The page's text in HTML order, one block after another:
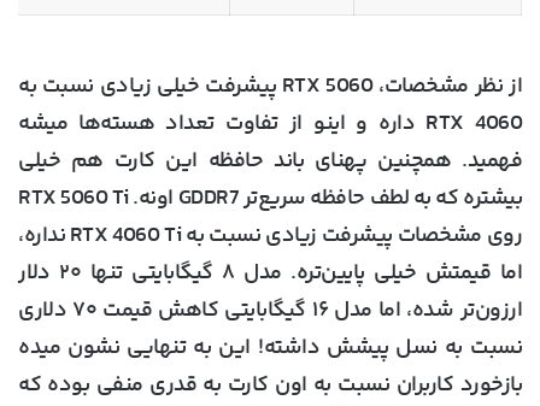
از نظر مشخصات، RTX 5060 پیشرفت خیلی زیادی نسبت به
RTX 4060 داره و اینو از تفاوت تعداد هسته‌ها میشه
فهمید. همچنین پهنای باند حافظه این کارت هم خیلی
بیشتره که به لطف حافظه سریع‌تر GDDR7 اونه. RTX 5060 Ti
روی مشخصات پیشرفت زیادی نسبت به RTX 4060 Ti نداره،
اما قیمتش خیلی پایین‌تره. مدل ۸ گیگابایتی تنها ۲۰ دلار
ارزون‌تر شده، اما مدل ۱۶ گیگابایتی کاهش قیمت ۷۰ دلاری
نسبت به نسل پیشش داشته! این به تنهایی نشون میده
بازخورد کاربران نسبت به اون کارت به قدری منفی بوده که